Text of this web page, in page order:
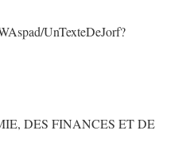
UnTexteDeJorf?
DES FINANCES ET DE